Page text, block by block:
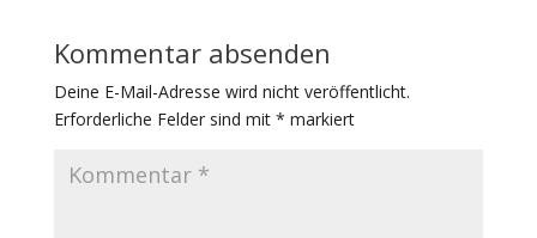
Kommentar absenden
Deine E-Mail-Adresse wird nicht veröffentlicht.
Erforderliche Felder sind mit * markiert